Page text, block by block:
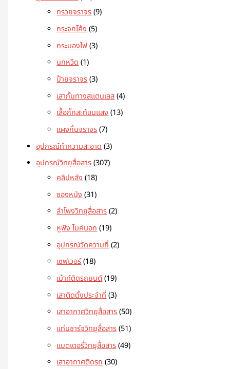
กรวยจราจร 9
กระจกโค้ง 5
กระบองไฟ 3
นกหวีด 1
ป้ายจราจร 3
เสากั้นทางสแตนเลส 4
เสื้อกั๊กสะท้อนแสง 13
แผงกั้นจราจร 7
อุปกรณ์ทำความสะอาด 3
อุปกรณ์วิทยุสื่อสาร 307
คลิปหลัง 18
ซองหนัง 31
ลำโพงวิทยุสื่อสาร 2
หูฟัง ไมค์นอก 19
อุปกรณ์วัดความถี่ 2
เซฟเวอร์ 18
เม้าท์ติดรถยนต์ 19
เสาติดตั้งประจำที่ 3
เสาอากาศวิทยุสื่อสาร 50
แท่นชาร์จวิทยุสื่อสาร 51
แบตเตอรี่วิทยุสื่อสาร 49
เสาอากาศติดรถ 30